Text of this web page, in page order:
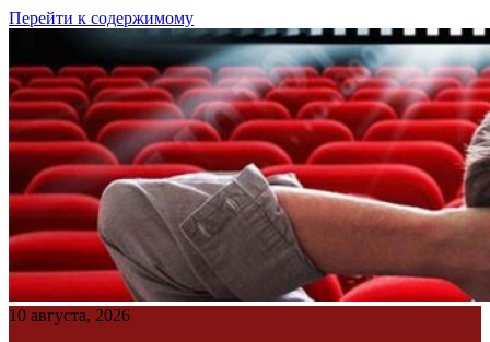
Перейти к содержимому
10 августа, 2026